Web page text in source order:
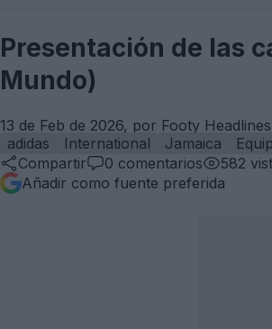
Presentación de las
Mundo)
13 de Feb de 2026, por Footy
adidas
International Jamaica
Compartir
0 comentarios 582
Añadir como fuente preferida